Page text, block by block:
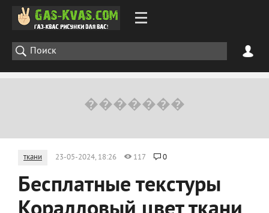
ткани 23-05-2024, 18:26 117 0
Бесплатные текстуры